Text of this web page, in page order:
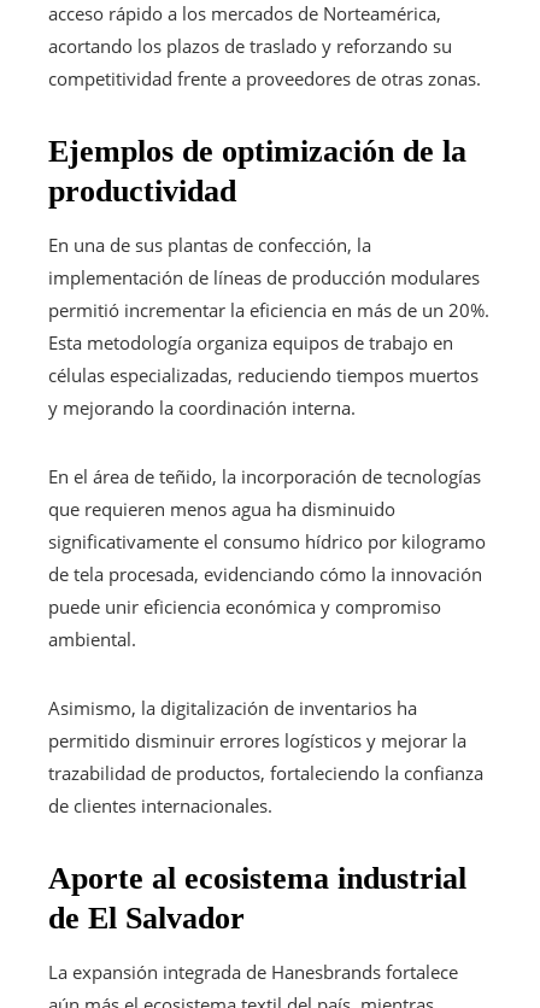
acceso rápido a los mercados de Norteamérica,
acortando los plazos de traslado y reforzando su
competitividad frente a proveedores de otras zonas.
Ejemplos de optimización de la
productividad
En una de sus plantas de confección, la
implementación de líneas de producción modulares
permitió incrementar la eficiencia en más de un 20%.
Esta metodología organiza equipos de trabajo en
células especializadas, reduciendo tiempos muertos
y mejorando la coordinación interna.
En el área de teñido, la incorporación de tecnologías
que requieren menos agua ha disminuido
significativamente el consumo hídrico por kilogramo
de tela procesada, evidenciando cómo la innovación
puede unir eficiencia económica y compromiso
ambiental.
Asimismo, la digitalización de inventarios ha
permitido disminuir errores logísticos y mejorar la
trazabilidad de productos, fortaleciendo la confianza
de clientes internacionales.
Aporte al ecosistema industrial
de El Salvador
La expansión integrada de Hanesbrands fortalece